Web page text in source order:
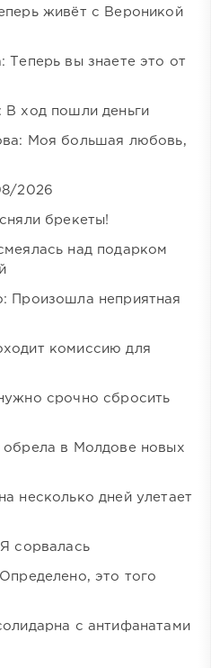
живёт с Вероникой
Теперь вы знаете это от
ход пошли деньги
Моя большая любовь,
2026
брекеты!
над подарком
Произошла неприятная
комиссию для
срочно сбросить
обрела в Молдове новых
несколько дней улетает
сорвалась
это того
с антифанатами